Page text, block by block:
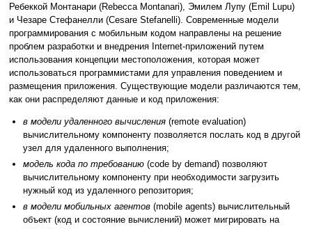
Ребеккой Монтанари (Rebecca Montanari), Эмилем Лупу (Emil Lupu)
и Чезаре Стефанелли (Cesare Stefanelli). Современные модели
программирования с мобильным кодом направлены на решение
проблем разработки и внедрения Internet-приложений путем
использования концепции местоположения, которая может
использоваться программистами для управления поведением и
размещения приложения. Существующие модели различаются тем,
как они распределяют данные и код приложения:
в модели удаленного вычисления (remote evaluation)
вычислительному компоненту позволяется послать код в другой
узел для удаленного выполнения;
модель кода по требованию (code by demand) позволяют
вычислительному компоненту при необходимости загрузить
нужный код из удаленного репозитория;
в модели мобильных агентов (mobile agents) вычислительный
объект (код и состояние вычислений) может мигрировать на